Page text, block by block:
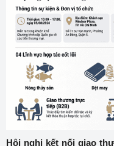
Hội nghị kết nối giao